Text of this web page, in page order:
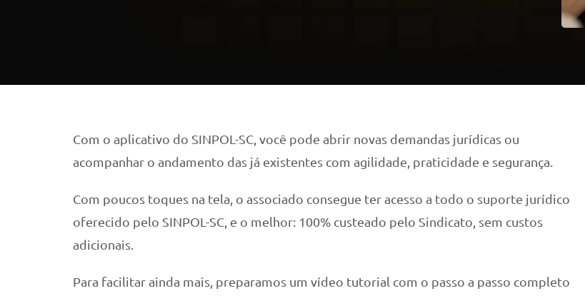
Com o aplicativo do SINPOL-SC, você pode abrir novas demandas jurídicas ou
acompanhar o andamento das já existentes com agilidade, praticidade e segurança.
Com poucos toques na tela, o associado consegue ter acesso a todo o suporte jurídico
oferecido pelo SINPOL-SC, e o melhor: 100% custeado pelo Sindicato, sem custos
adicionais.
Para facilitar ainda mais, preparamos um vídeo tutorial com o passo a passo completo